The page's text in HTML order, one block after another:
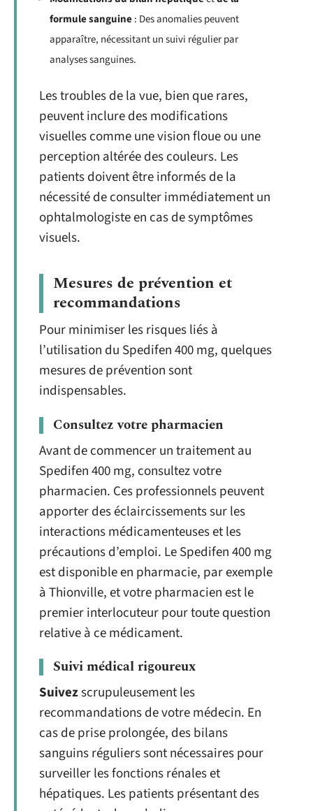
formule sanguine: Des anomalies peuvent
apparaître, nécessitant un suivi régulier par
analyses sanguines.
Les troubles de la vue, bien que rares,
peuvent inclure des modifications
visuelles comme une vision floue ou une
perception altérée des couleurs. Les
patients doivent être informés de la
nécessité de consulter immédiatement un
ophtalmologiste en cas de symptômes
visuels.
Mesures de prévention et
recommandations
Pour minimiser les risques liés à
l’utilisation du Spedifen 400 mg, quelques
mesures de prévention sont
indispensables.
Consultez votre pharmacien
Avant de commencer un traitement au
Spedifen 400 mg, consultez votre
pharmacien. Ces professionnels peuvent
apporter des éclaircissements sur les
interactions médicamenteuses et les
précautions d’emploi. Le Spedifen 400 mg
est disponible en pharmacie, par exemple
à Thionville, et votre pharmacien est le
premier interlocuteur pour toute question
relative à ce médicament.
Suivi médical rigoureux
Suivezscrupuleusement les
recommandations de votre médecin. En
cas de prise prolongée, des bilans
sanguins réguliers sont nécessaires pour
surveiller les fonctions rénales et
hépatiques. Les patients présentant des